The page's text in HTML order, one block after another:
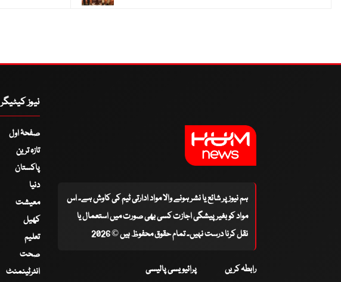
ہم نیوز پر شائع یا نشر ہونے والا مواد ادارتی ٹیم کی کاوش ہے۔ اس
مواد کو بغیر پیشگی اجازت کسی بھی صورت میں استعمال یا
نقل کرنا درست نہیں۔ تمام حقوق محفوظ ہیں © 2026
رابطہ کریں پرائیویسی پالیسی
نیوز
صفحۂ اول
تازہ ترین
پاکستان
دنیا
معیشت
کھیل
تعلیم
صحت
انٹرٹینمنٹ